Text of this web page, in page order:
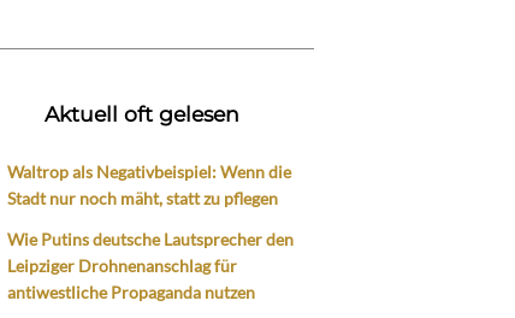
Aktuell oft gelesen
Waltrop als Negativbeispiel: Wenn die
Stadt nur noch mäht, statt zu pflegen
Wie Putins deutsche Lautsprecher den
Leipziger Drohnenanschlag für
antiwestliche Propaganda nutzen